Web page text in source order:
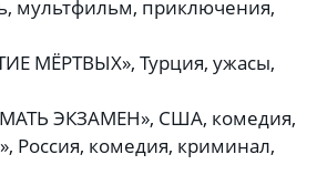
мультфильм, приключения,
МЁРТВЫХ», Турция, ужасы,
ЭКЗАМЕН», США, комедия,
Россия, комедия, криминал,